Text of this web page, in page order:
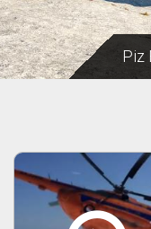
Piz